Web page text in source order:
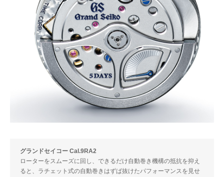
グランドセイコー Cal.9RA2
ローターをスムーズに回し、できるだけ自動巻き機構の抵抗を抑え
ると、ラチェット式の自動巻きはずば抜けたパフォーマンスを見せ